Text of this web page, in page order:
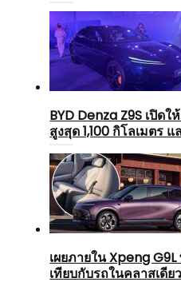
BYD Denza Z9S เปิด
สูงสุด 1,100 กิโลเมตร
เผยภายใน Xpeng
เทียบกับรถในคลาสเดีย